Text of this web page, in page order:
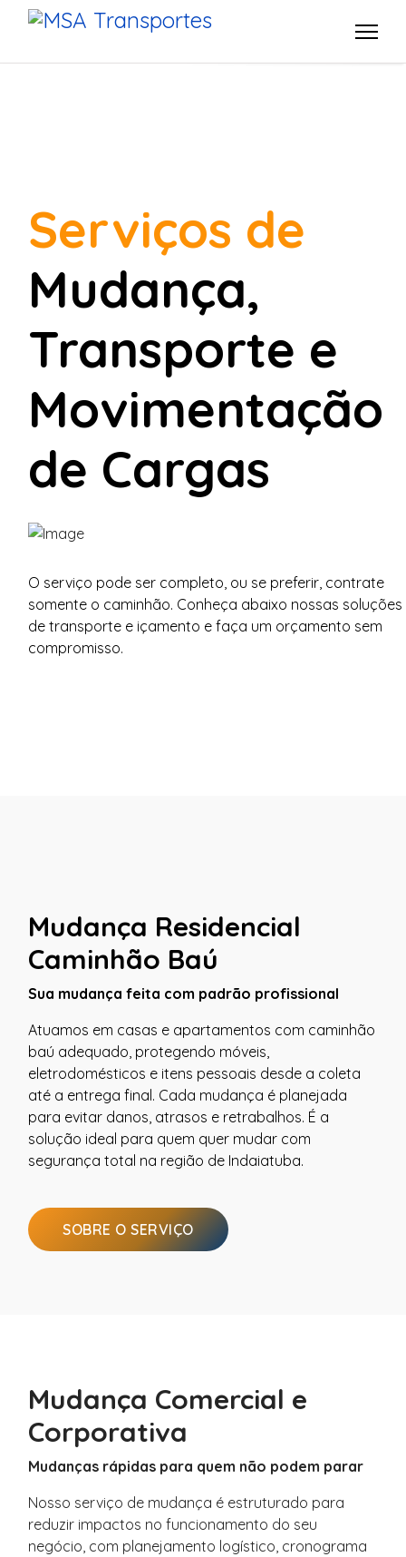
Serviços de
Mudança,
Transporte e
Movimentação
de Cargas
O serviço pode ser completo, ou se preferir, contrate
somente o caminhão. Conheça abaixo nossas soluções
de transporte e içamento e faça um orçamento sem
compromisso.
Mudança Residencial
Caminhão Baú
Sua mudança feita com padrão profissional
Atuamos em casas e apartamentos com caminhão
baú adequado, protegendo móveis,
eletrodomésticos e itens pessoais desde a coleta
até a entrega final. Cada mudança é planejada
para evitar danos, atrasos e retrabalhos. É a
solução ideal para quem quer mudar com
segurança total na região de Indaiatuba.
SOBRE O SERVIÇO
Mudança Comercial e
Corporativa
Mudanças rápidas para quem não podem parar
Nosso serviço de mudança é estruturado para
reduzir impactos no funcionamento do seu
negócio, com planejamento logístico, cronograma